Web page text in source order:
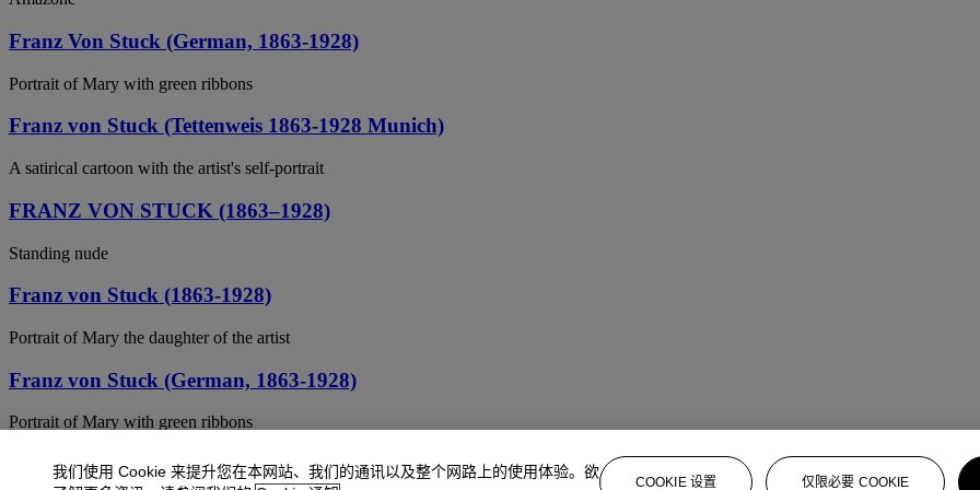
Franz Von Stuck (German, 1863-1928)
Portrait of Mary with green ribbons
Franz von Stuck (Tettenweis 1863-1928 Munich)
A satirical cartoon with the artist's self-portrait
FRANZ VON STUCK (1863–1928)
Standing nude
Franz von Stuck (1863-1928)
Portrait of Mary the daughter of the artist
Franz von Stuck (German, 1863-1928)
Portrait of Mary with green ribbons
Franz Von Stuck (German, 1863-1928)
我们使用 Cookie 来提升您在本网站、我们的通讯以及整个网路上的使用体验。欲
COOKIE 设置 仅限必要 COOKIE